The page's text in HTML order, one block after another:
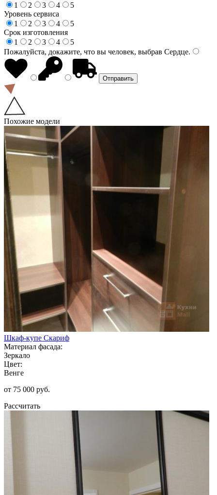
1
2 3 4
5
Уровень сервиса
1
2 3 4
5
Срок изготовления
1
2 3 4
5
Пожалуйста, докажите, что вы человек, выбрав Сердце.
Похожие модели
Шкаф-купе Скариф
Материал фасада:
Зеркало
Цвет:
Венге
от 75 000 руб.
Рассчитать